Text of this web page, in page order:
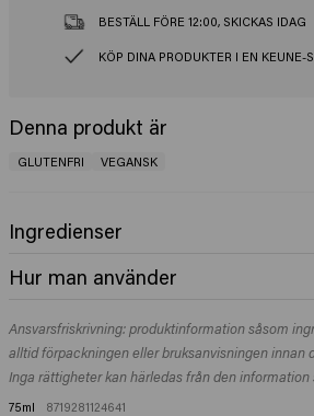
BESTÄLL FÖRE 12:00, SKICKAS IDAG
KÖP DINA PRODUKTER I EN KEUNE-
Denna produkt är
GLUTENFRI VEGANSK
Ingredienser
Neopentanoate, Isopropyl Alcohol, Phenyl
Hur man använder
Ansvarsfriskrivning: produktinformation såsom
alltid förpackningen eller bruksanvisningen innan
Inga rättigheter kan härledas från den
75ml 8719281124641